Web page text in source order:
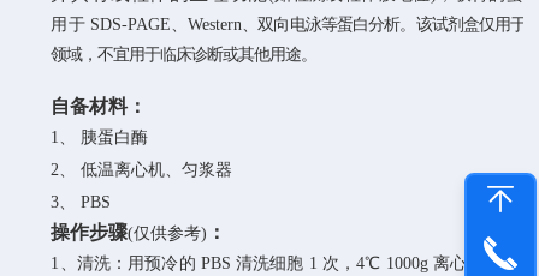
用于 SDS-PAGE、Western、双向电泳等蛋白分析。该试剂盒仅用于
领域，不宜用于临床诊断或其他用途。
自备材料：
1、 胰蛋白酶
2、
低温离心机、匀浆器
3、
PBS
操作步骤(仅供参考) ：
1、清洗：用预冷的 PBS 清洗细胞 1 次，4℃ 1000g 离心 5min，